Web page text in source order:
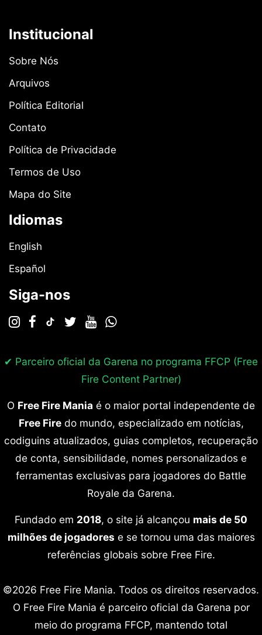
Institucional
Sobre Nós
Arquivos
Política Editorial
Contato
Política de Privacidade
Termos de Uso
Mapa do Site
Idiomas
English
Español
Siga-nos
✔ Parceiro oficial da Garena no programa FFCP (Free
Fire Content Partner)
O Free Fire Mania é o maior portal independente de
Free Firedo mundo, especializado em notícias,
codiguins atualizados, guias completos, recuperação
de conta, sensibilidade, nomes personalizados e
ferramentas exclusivas para jogadores do Battle
Royale da Garena.
Fundado em 2018, o site já alcançou mais de 50
milhões de jogadores e se tornou uma das maiores
referências globais sobre Free Fire.
©2026 Free Fire Mania. Todos os direitos reservados.
O Free Fire Mania é parceiro oficial da Garena por
meio do programa FFCP, mantendo total